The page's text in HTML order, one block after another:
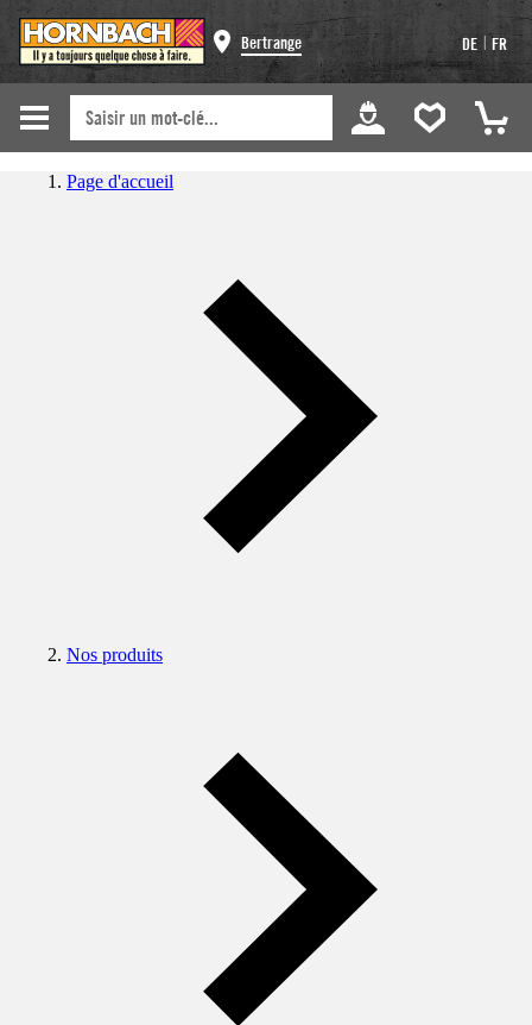
Bertrange DE | FR
Page d'accueil
Nos produits